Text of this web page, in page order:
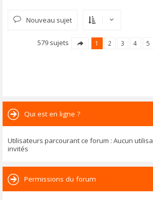
Nouveau sujet
579 sujets 1 2 3 4 5
Qui est en ligne ?
Utilisateurs parcourant ce forum : Aucun
invités
Permissions du forum